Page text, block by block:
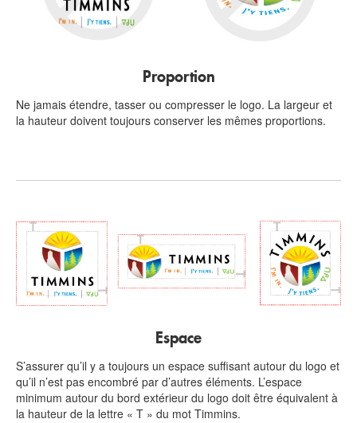
Proportion
Ne jamais étendre, tasser ou compresser le logo. La largeur et
la hauteur doivent toujours conserver les mêmes proportions.
Espace
S’assurer qu’il y a toujours un espace suffisant autour du logo et
qu’il n’est pas encombré par d’autres éléments. L’espace
minimum autour du bord extérieur du logo doit être équivalent à
la hauteur de la lettre « T » du mot Timmins.